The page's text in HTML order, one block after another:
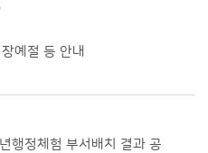
예절 등 안내
행정체험 부서배치 결과 공